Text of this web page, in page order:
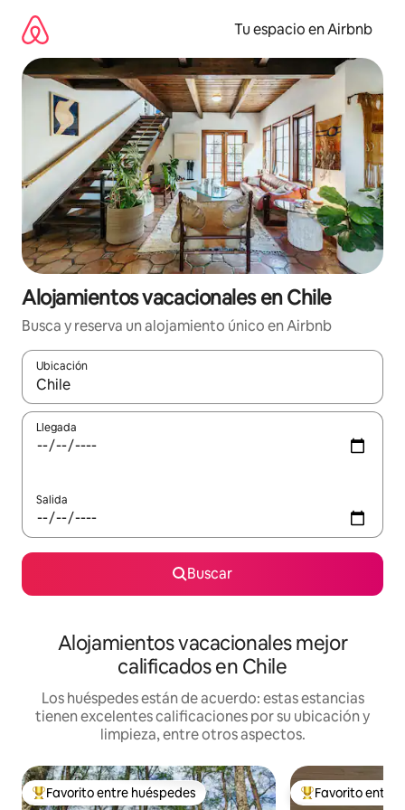
contenido
Tu espacio en Airbnb
Alojamientos vacacionales en Chile
Busca y reserva un alojamiento único en Airbnb
Ubicación
Cuando los resultados estén disponibles, podrás navegar
Llegada
Salida
Buscar
Alojamientos vacacionales mejor
calificados en Chile
Los huéspedes están de acuerdo: estas estancias
tienen excelentes calificaciones por su ubicación y
limpieza, entre otros aspectos.
De los mejores en Favorito entre huéspedes
Favorito entre huéspedes De los mejores
Favorito entre